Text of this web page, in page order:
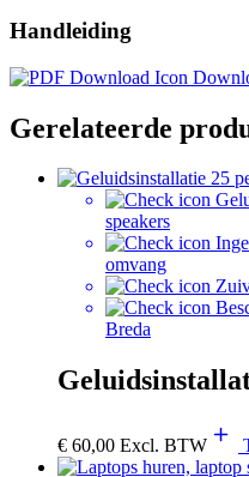
Handleiding
Gerelateerde
speakers
omvang
Breda
€ 60,00 Excl. BTW